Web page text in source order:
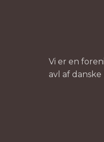
Vi er en
avl af